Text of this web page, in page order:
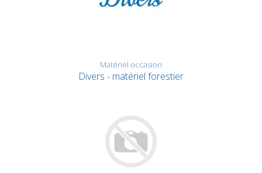
Matériel occasion
Divers - matériel forestier